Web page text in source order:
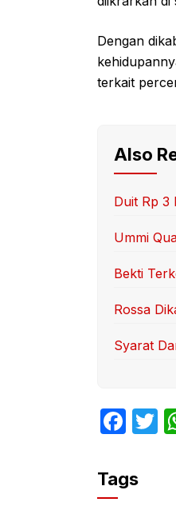
Dengan
terkait
Also
Duit Rp 3
Ummi
Bekti
Rossa
Syarat
F
c
e
T
Tags